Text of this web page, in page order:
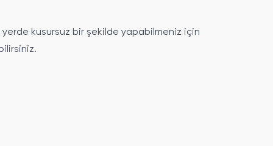
yerde kusursuz bir şekilde yapabilmeniz için